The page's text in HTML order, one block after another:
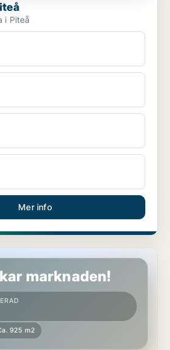
i Piteå
Mer info
marknaden!
925 m2